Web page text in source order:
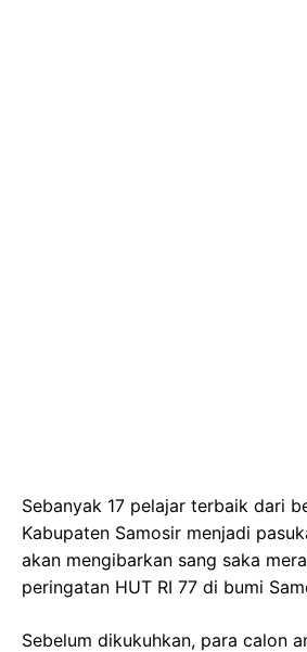
Sebanyak 17 pelajar terbaik dari
Kabupaten Samosir menjadi
akan mengibarkan sang saka
peringatan HUT RI 77 di bumi
Sebelum dikukuhkan, para calon